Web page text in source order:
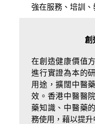
強在服務、培訓、
創
在創造健康價值
進行實證為本的
用途，擴闊中醫
效。香港中醫醫
藥知識、中醫藥
務使用，藉以提升